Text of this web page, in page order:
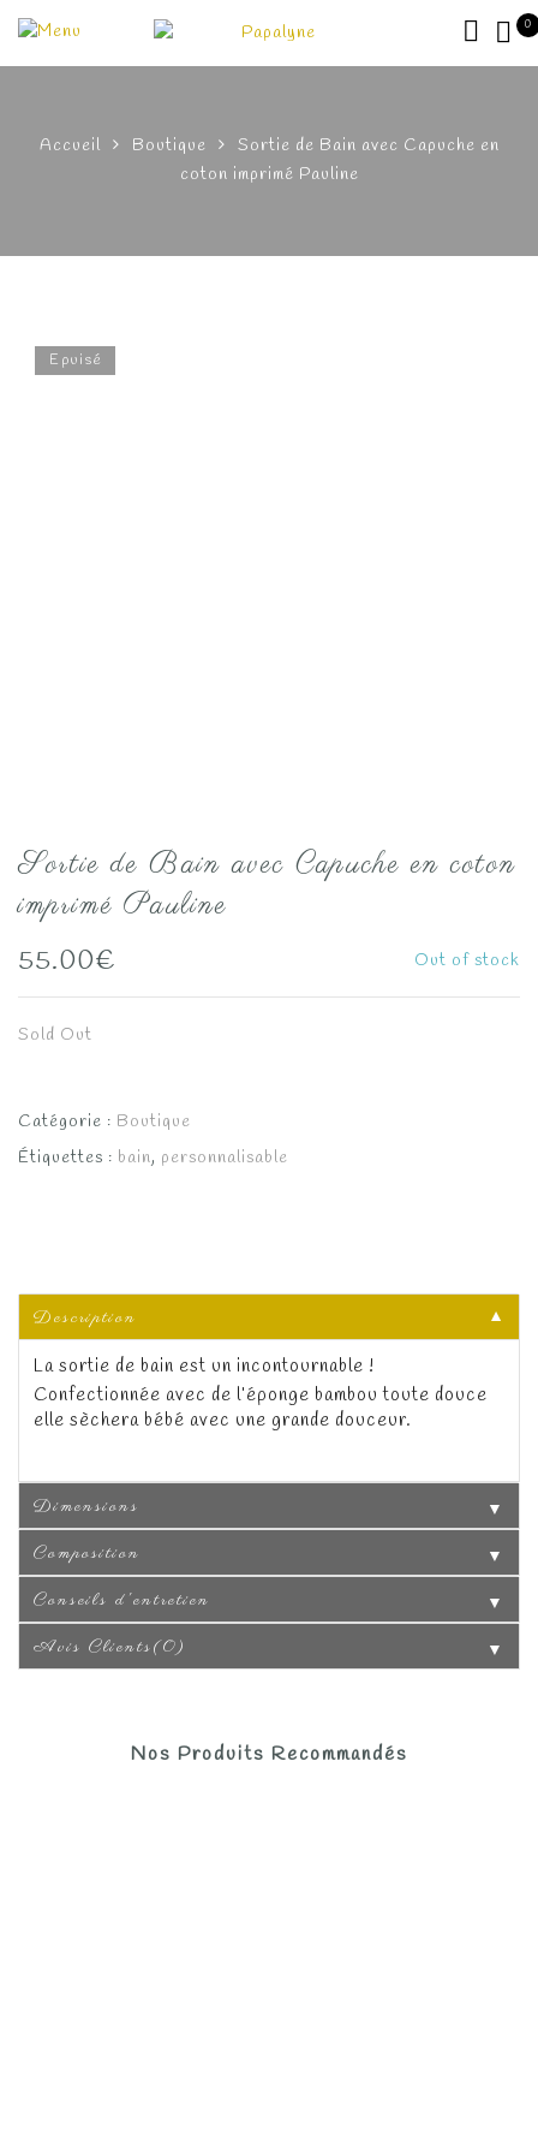
0
Accueil Boutique
Sortie de Bain avec Capuche en
coton imprimé Pauline
Epuisé
Sortie de Bain avec Capuche en coton
imprimé Pauline
55.00€ Out of stock
Sold Out
Catégorie : Boutique
Étiquettes : bain, personnalisable
Description
▼
La sortie de bain est un incontournable !
Confectionnée avec de l’éponge bambou toute douce
elle sèchera bébé avec une grande douceur.
Dimensions ▼
Composition ▼
Conseils d'entretien ▼
Avis Clients(0) ▼
Nos Produits Recommandés